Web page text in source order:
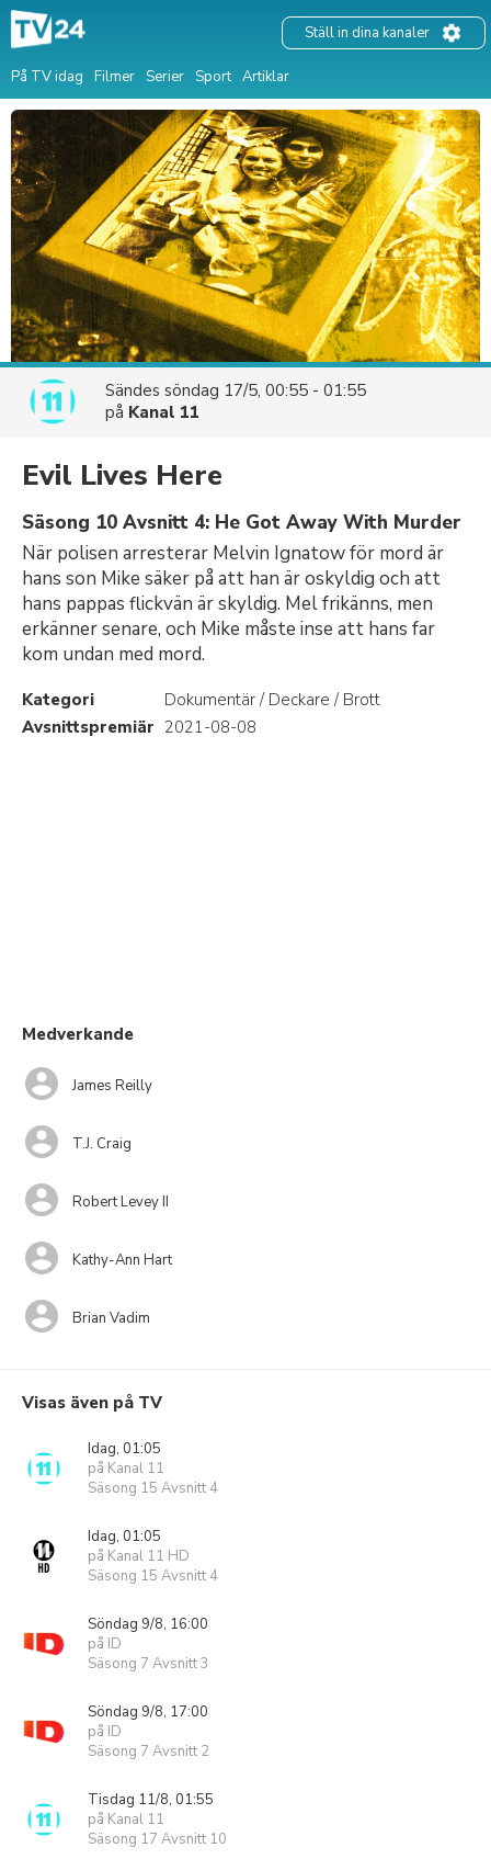
På TV idag Filmer Serier Sport Artiklar
Ställ in dina kanaler
Sändes söndag 17/5, 00:55 - 01:55
på Kanal 11
Evil Lives Here
Säsong 10 Avsnitt 4: He Got Away With Murder
När polisen arresterar Melvin Ignatow för mord är
hans son Mike säker på att han är oskyldig och att
hans pappas flickvän är skyldig. Mel frikänns, men
erkänner senare, och Mike måste inse att hans far
kom undan med mord.
Kategori
Dokumentär / Deckare / Brott
Avsnittspremiär 2021-08-08
Medverkande
James Reilly
T.J. Craig
Robert Levey II
Kathy-Ann Hart
Brian Vadim
Visas även på TV
Idag, 01:05
på Kanal 11
Säsong 15 Avsnitt 4
Idag, 01:05
på Kanal 11 HD
Säsong 15 Avsnitt 4
Söndag 9/8, 16:00
på ID
Säsong 7 Avsnitt 3
Söndag 9/8, 17:00
på ID
Säsong 7 Avsnitt 2
Tisdag 11/8, 01:55
på Kanal 11
Säsong 17 Avsnitt 10